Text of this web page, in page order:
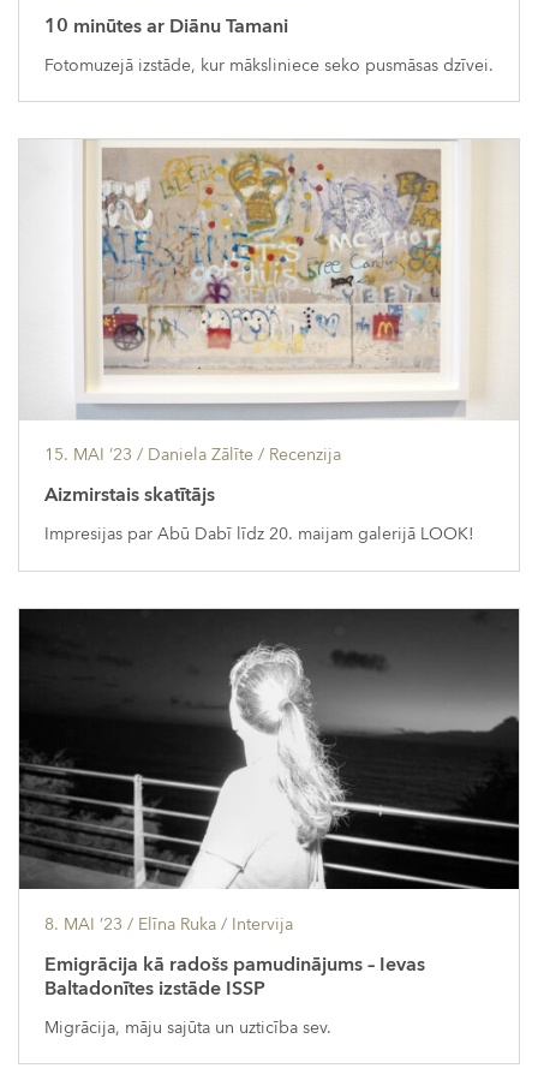
10 minūtes ar Diānu Tamani
Fotomuzejā izstāde, kur māksliniece seko pusmāsas dzīvei.
15. MAI ’23 / Daniela Zālīte / Recenzija
Aizmirstais skatītājs
Impresijas par Abū Dabī līdz 20. maijam galerijā LOOK!
8. MAI ’23 / Elīna Ruka / Intervija
Emigrācija kā radošs pamudinājums – Ievas
Baltadonītes izstāde ISSP
Migrācija, māju sajūta un uzticība sev.